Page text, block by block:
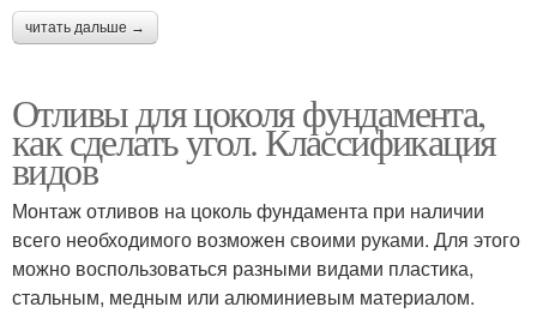
читать дальше →
Отливы для цоколя фундамента,
как сделать угол. Классификация
видов
Монтаж отливов на цоколь фундамента при наличии
всего необходимого возможен своими руками. Для этого
можно воспользоваться разными видами пластика,
стальным, медным или алюминиевым материалом.